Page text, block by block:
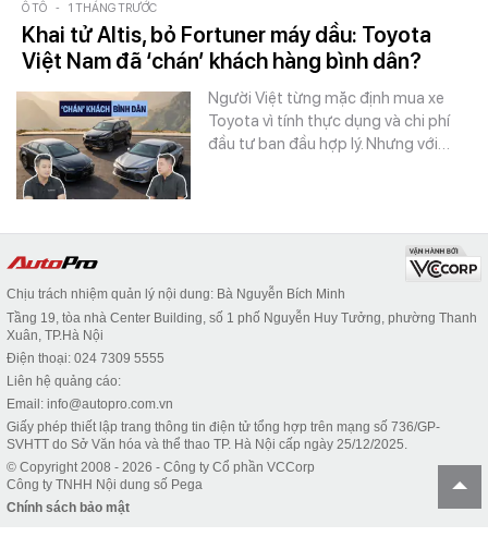
Ô TÔ - 1 THÁNG TRƯỚC
Khai tử Altis, bỏ Fortuner máy dầu: Toyota
Việt Nam đã ‘chán’ khách hàng bình dân?
Người Việt từng mặc định mua xe
Toyota vì tính thực dụng và chi phí
đầu tư ban đầu hợp lý. Nhưng với…
Chịu trách nhiệm quản lý nội dung: Bà Nguyễn Bích Minh
Tầng 19, tòa nhà Center Building, số 1 phố Nguyễn Huy Tưởng, phường Thanh
Xuân, TP.Hà Nội
Điện thoại: 024 7309 5555
Liên hệ quảng cáo:
Email: info@autopro.com.vn
Giấy phép thiết lập trang thông tin điện tử tổng hợp trên mạng số 736/GP-
SVHTT do Sở Văn hóa và thể thao TP. Hà Nội cấp ngày 25/12/2025.
© Copyright 2008 - 2026 - Công ty Cổ phần VCCorp
Công ty TNHH Nội dung số Pega
Chính sách bảo mật